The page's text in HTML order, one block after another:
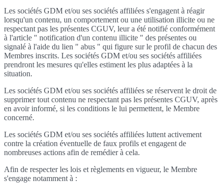
Les sociétés GDM et/ou ses sociétés affiliées s'engagent à réagir
lorsqu'un contenu, un comportement ou une utilisation illicite ou ne
respectant pas les présentes CGUV, leur a été notifié conformément
à l'article " notification d'un contenu illicite " des présentes ou
signalé à l'aide du lien " abus " qui figure sur le profil de chacun des
Membres inscrits. Les sociétés GDM et/ou ses sociétés affiliées
prendront les mesures qu'elles estiment les plus adaptées à la
situation.
Les sociétés GDM et/ou ses sociétés affiliées se réservent le droit de
supprimer tout contenu ne respectant pas les présentes CGUV, après
en avoir informé, si les conditions le lui permettent, le Membre
concerné.
Les sociétés GDM et/ou ses sociétés affiliées luttent activement
contre la création éventuelle de faux profils et engagent de
nombreuses actions afin de remédier à cela.
Afin de respecter les lois et règlements en vigueur, le Membre
s'engage notamment à :